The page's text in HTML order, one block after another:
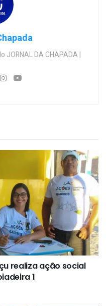
JORNAL DA CHAPADA |
realiza ação social
1